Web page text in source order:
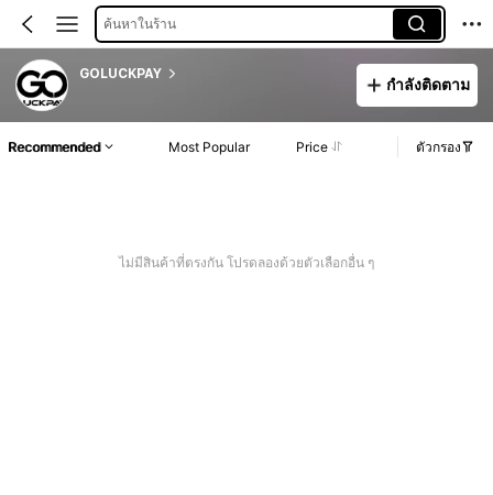
ค้นหาในร้าน
GOLUCKPAY
กำลังติดตาม
Recommended Most Popular Price ตัวกรอง
ไม่มีสินค้าที่ตรงกัน โปรดลองด้วยตัวเลือกอื่น ๆ